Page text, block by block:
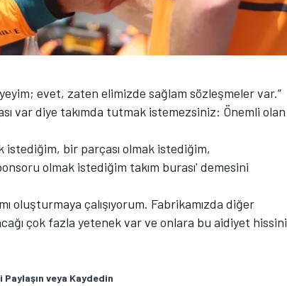
evet, zaten elimizde sağlam sözleşmeler var.”
var diye takımda tutmak istemezsiniz: Önemli olan
istediğim, bir parçası olmak istediğim,
olmak istediğim takım burası' demesini
oluşturmaya çalışıyorum. Fabrikamızda diğer
çok fazla yetenek var ve onlara bu aidiyet hissini
Paylaşın veya Kaydedin